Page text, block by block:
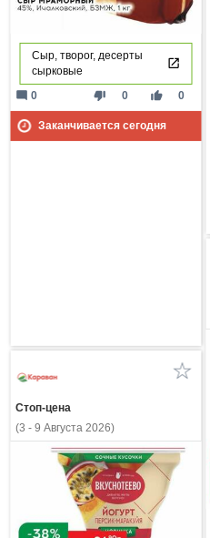
Сыр, творог, десерты
сырковые
thumb_down 0 thumb_up 0
mode_comment 0
Заканчивается сегодня
Стоп-цена
(3 - 9 Августа 2026)